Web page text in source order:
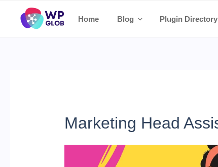
Home Blog Plugin Directory
Marketing Head